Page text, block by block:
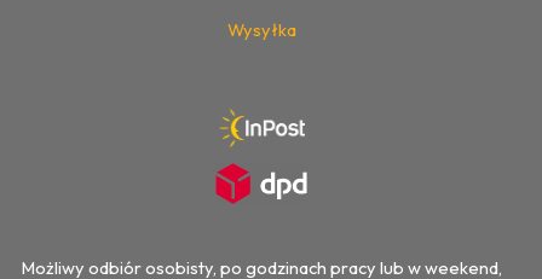
Wysyłka
Możliwy odbiór osobisty, po godzinach pracy lub w weekend,